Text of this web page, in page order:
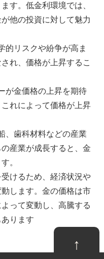
す。低金利環境では、
他の投資に対して魅力
的リスクや紛争が高ま
れ、価格が上昇するこ
が金価格の上昇を期待
れによって価格が上昇
、歯科材料などの産業
産業が成長すると、金
。
けるため、経済状況や
します。金の価格は市
って変動し、高騰する
ります
↑